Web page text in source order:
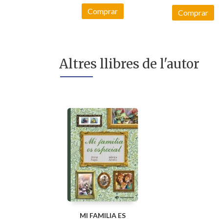
Comprar Comprar
Altres llibres de l'autor
MI FAMILIA ES